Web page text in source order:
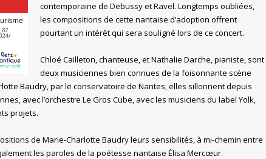
contemporaine de Debussy et Ravel. Longtemps oubliées,
les compositions de cette nantaise d’adoption offrent
pourtant un intérêt qui sera souligné lors de ce concert.
Chloé Cailleton, chanteuse, et Nathalie Darche, pianiste, sont
deux musiciennes bien connues de la foisonnante scène
Baudry, par le conservatoire de Nantes, elles sillonnent depuis
avec l’orchestre Le Gros Cube, avec les musiciens du label Yolk,
projets.
de Marie-Charlotte Baudry leurs sensibilités, à mi-chemin entre
les paroles de la poétesse nantaise Élisa Mercœur.